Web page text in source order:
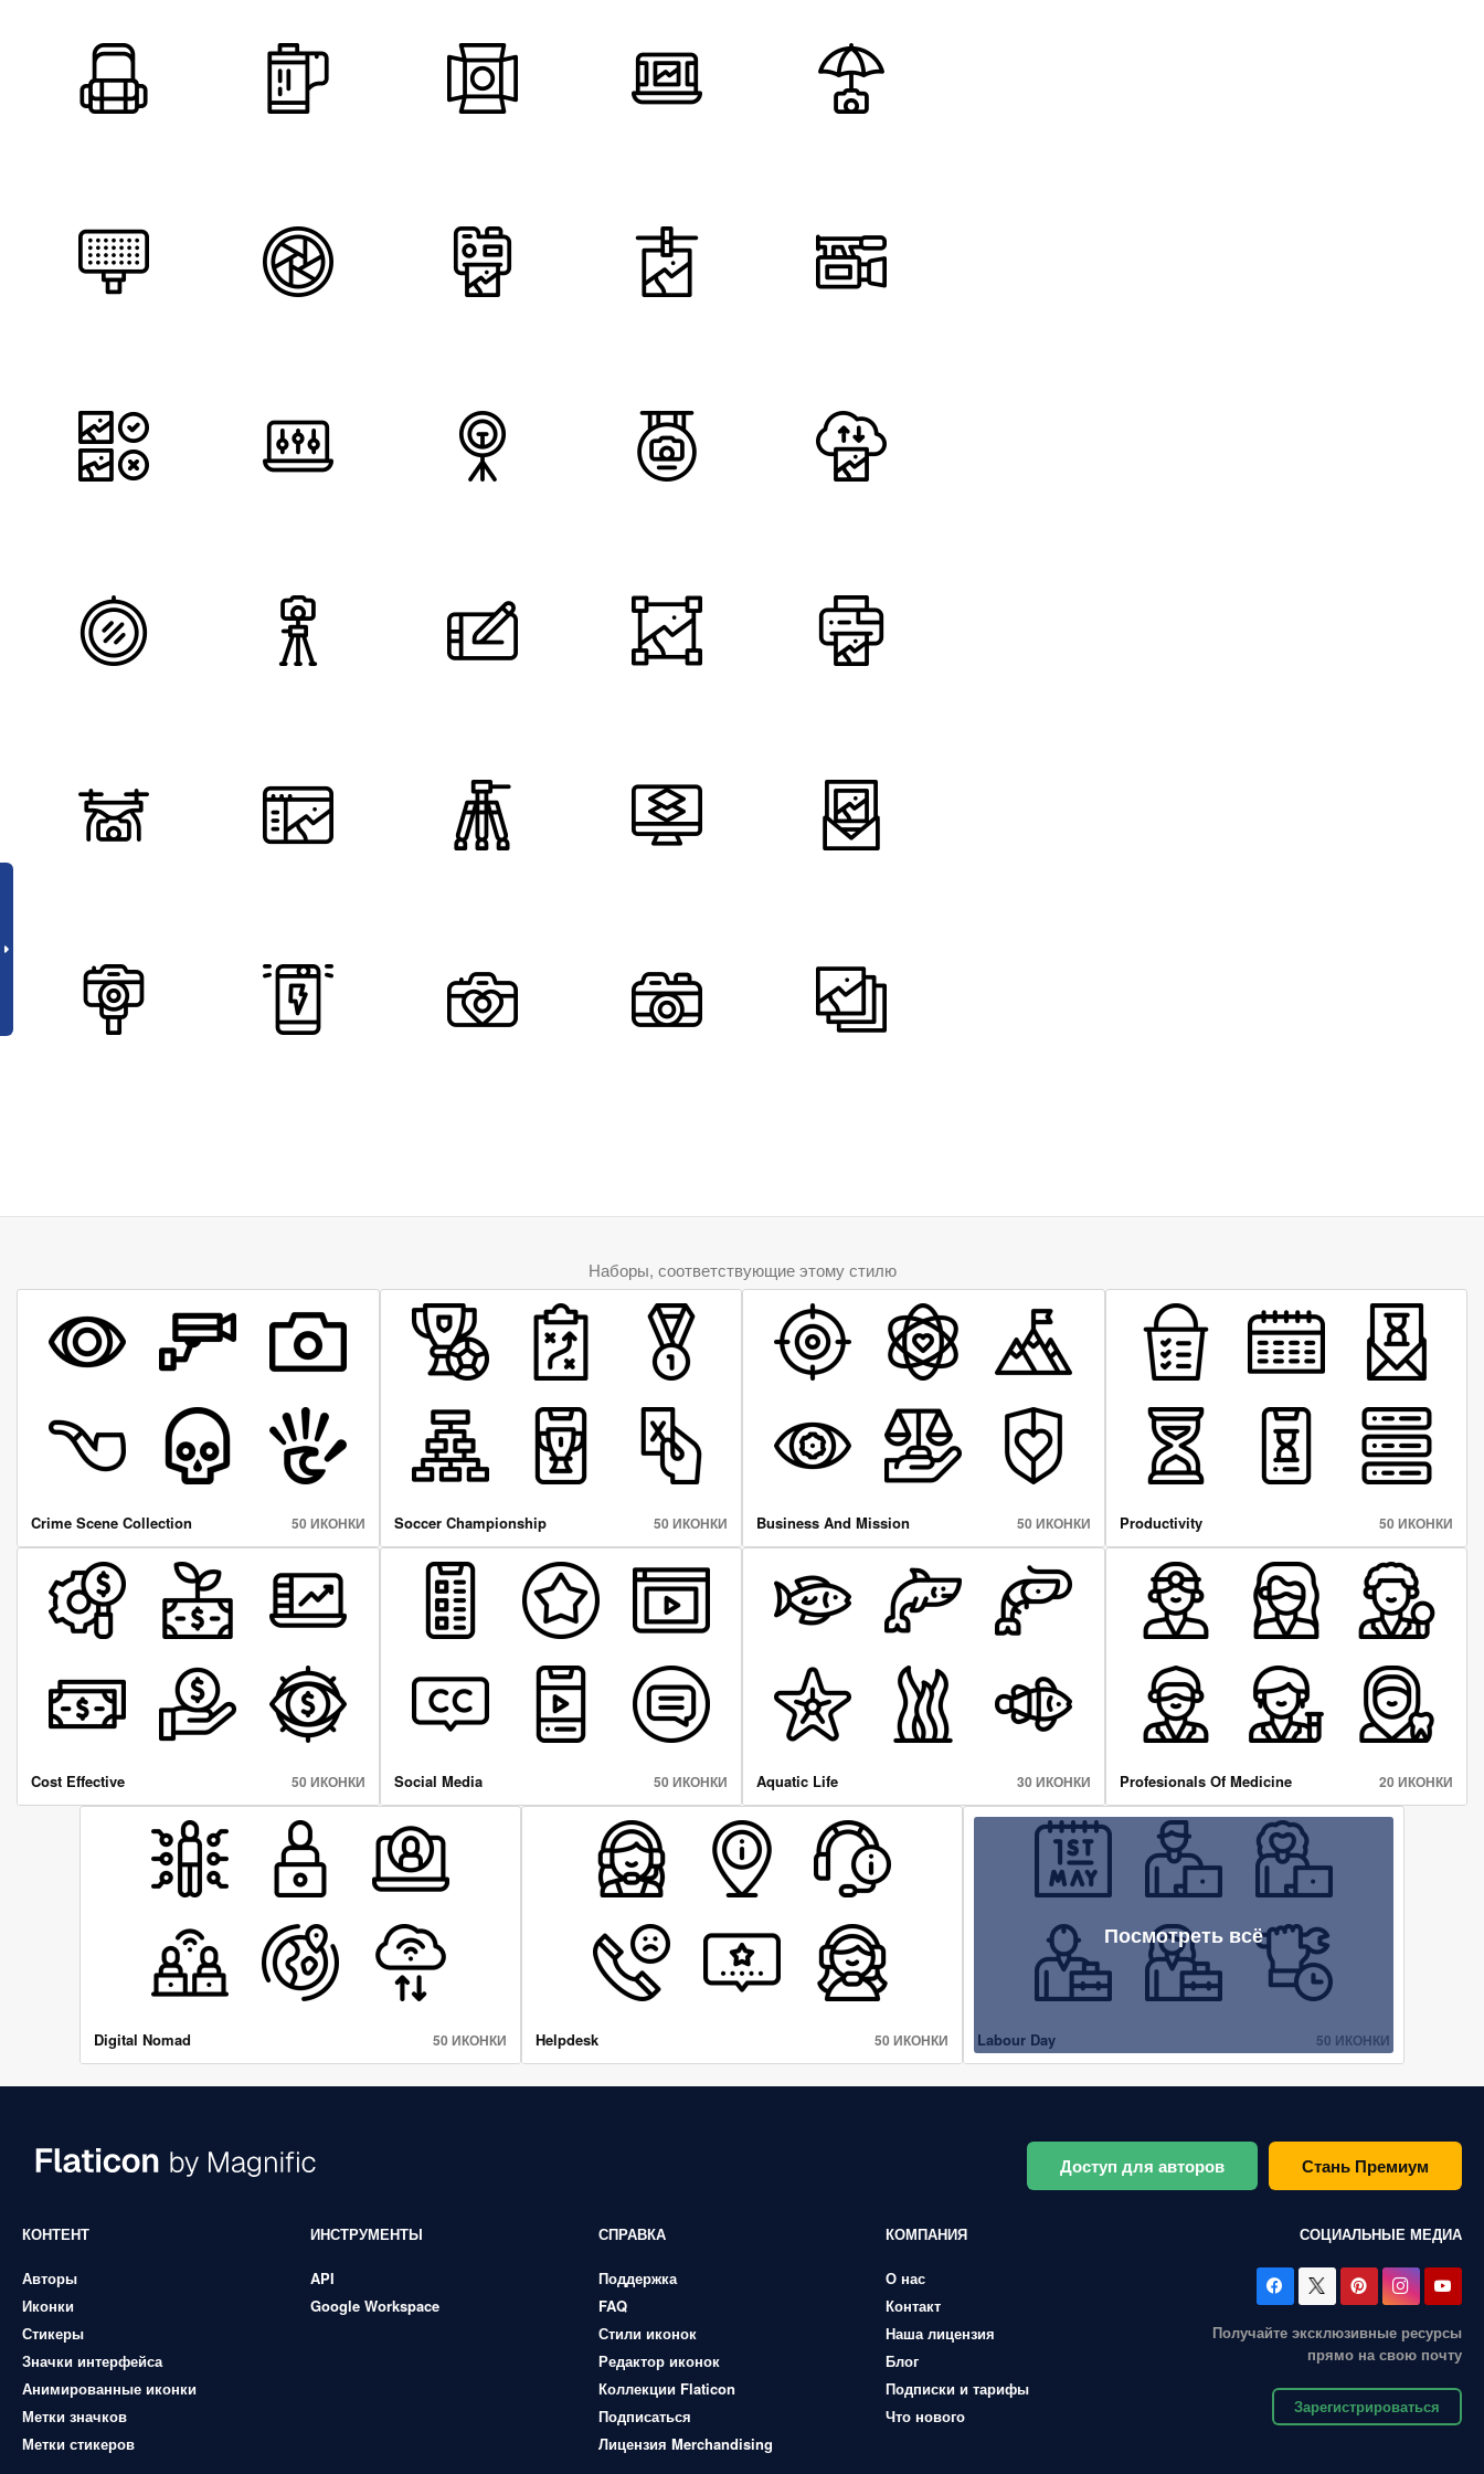
Наборы, соответствующие этому стилю
Crime Scene Collection 50 ИКОНКИ Soccer Championship 50 ИКОНКИ Business And Mission 50 ИКОНКИ Productivity 50 ИКОНКИ
Cost Effective 50 ИКОНКИ Social Media 50 ИКОНКИ Aquatic Life 30 ИКОНКИ Profesionals Of Medicine 20 ИКОНКИ
Digital Nomad 50 ИКОНКИ Helpdesk 50 ИКОНКИ
Посмотреть всё
Labour Day 50 ИКОНКИ
Доступ для авторов Стань Премиум
КОНТЕНТ
Авторы
Иконки
Стикеры
Значки интерфейса
Анимированные иконки
Метки значков
Метки стикеров
ИНСТРУМЕНТЫ
API
Google Workspace
СПРАВКА
Поддержка
FAQ
Стили иконок
Редактор иконок
Коллекции Flaticon
Подписаться
Лицензия Merchandising
КОМПАНИЯ
О нас
Контакт
Наша лицензия
Блог
Подписки и тарифы
Что нового
СОЦИАЛЬНЫЕ МЕДИА
Получайте эксклюзивные ресурсы
прямо на свою почту
Зарегистрироваться